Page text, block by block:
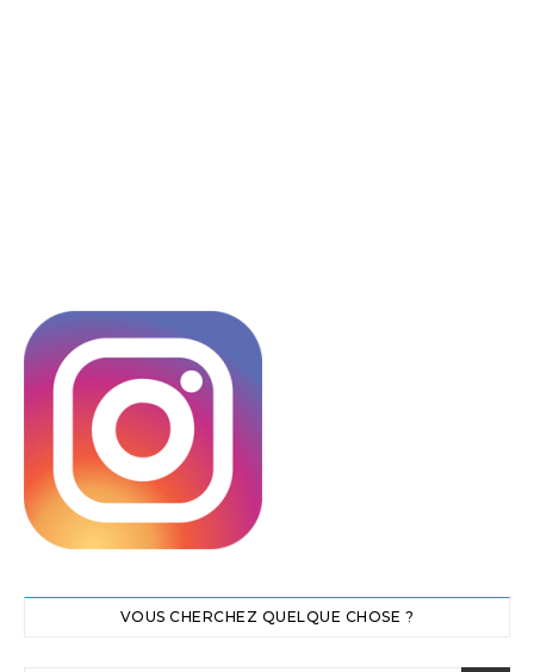
VOUS CHERCHEZ QUELQUE CHOSE ?